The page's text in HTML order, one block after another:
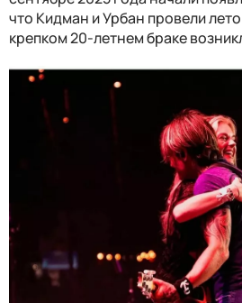
что Кидман и Урбан провели
крепком 20-летнем браке